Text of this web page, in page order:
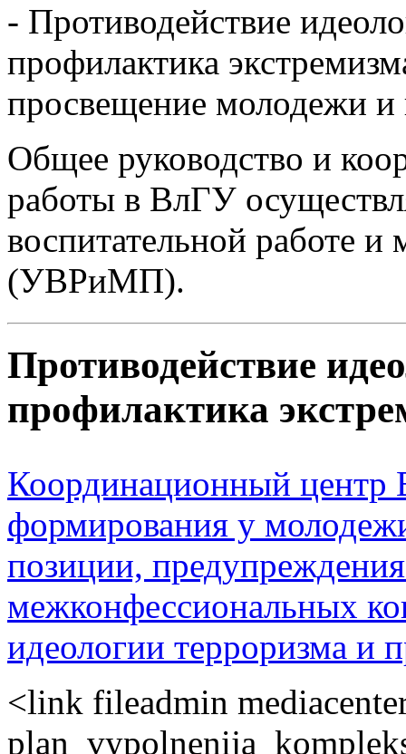
- Противодействие
профилактика
просвещение молодежи
Общее руководство и
работы в ВлГУ
воспитательной работе
(УВРиМП).
Противодействие
профилактика
Координационный
формирования у
позиции,
межконфессиональных
идеологии терроризма и
<link fileadmin